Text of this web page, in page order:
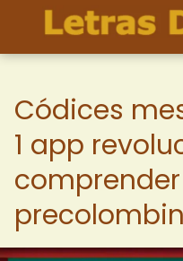
Códices
1 app